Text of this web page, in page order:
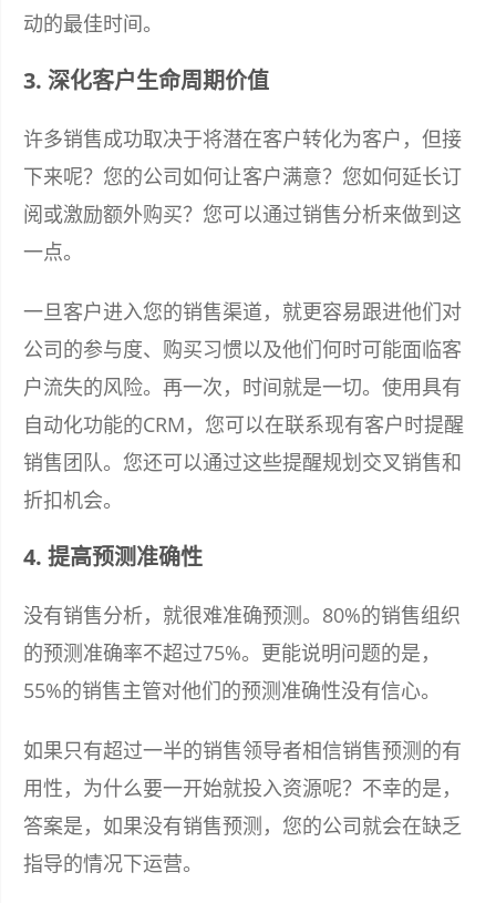
动的最佳时间。
3. 深化客户生命周期价值
许多销售成功取决于将潜在客户转化为客户，但接
下来呢？您的公司如何让客户满意？您如何延长订
阅或激励额外购买？您可以通过销售分析来做到这
一点。
一旦客户进入您的销售渠道，就更容易跟进他们对
公司的参与度、购买习惯以及他们何时可能面临客
户流失的风险。再一次，时间就是一切。使用具有
自动化功能的CRM，您可以在联系现有客户时提醒
销售团队。您还可以通过这些提醒规划交叉销售和
折扣机会。
4. 提高预测准确性
没有销售分析，就很难准确预测。80%的销售组织
的预测准确率不超过75%。更能说明问题的是，
55%的销售主管对他们的预测准确性没有信心。
如果只有超过一半的销售领导者相信销售预测的有
用性，为什么要一开始就投入资源呢？不幸的是，
答案是，如果没有销售预测，您的公司就会在缺乏
指导的情况下运营。